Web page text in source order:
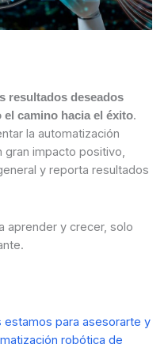
resultados deseados
camino hacia el éxito.
la automatización
impacto positivo,
y reporta resultados
aprender y crecer, solo
estamos para asesorarte y
robótica de